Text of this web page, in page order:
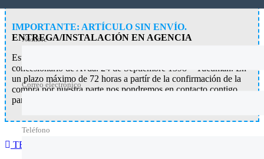
IMPORTANTE: ARTÍCULO SIN ENVÍO.
ENTREGA/INSTALACIÓN EN AGENCIA
Este artículo se entrega e instala gratuitamente en nuestro
concesionario de Avda. 24 de Septiembre 1398 – Tucumán. En
un plazo máximo de 72 horas a partír de la confirmación de la
compra por nuestra parte nos pondremos en contacto contigo
para coordinar la entrega del mismo.
TE AYUDAMOS POR WHATSAPP
Nombre
Correo electrónico
Teléfono